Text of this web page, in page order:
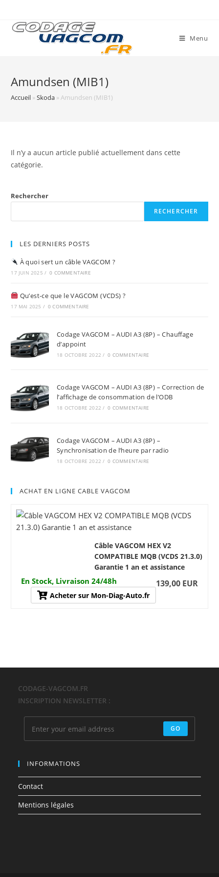
content
Menu
Amundsen (MIB1)
Accueil »Skoda »Amundsen (MIB1)
Il n’y a aucun article publié actuellement dans cette
catégorie.
Rechercher
RECHERCHER
LES DERNIERS POSTS
À quoi sert un câble VAGCOM ?
17 JUIN 2025 / 0 COMMENTAIRE
Qu’est-ce que le VAGCOM (VCDS) ?
17 MAI 2025 / 0 COMMENTAIRE
Codage VAGCOM – AUDI A3 (8P) – Chauffage
d’appoint
18 OCTOBRE 2022 / 0 COMMENTAIRE
Codage VAGCOM – AUDI A3 (8P) – Correction de
l’affichage de consommation de l’ODB
18 OCTOBRE 2022 / 0 COMMENTAIRE
Codage VAGCOM – AUDI A3 (8P) –
Synchronisation de l’heure par radio
18 OCTOBRE 2022 / 0 COMMENTAIRE
ACHAT EN LIGNE CABLE VAGCOM
Câble VAGCOM HEX V2
COMPATIBLE MQB (VCDS 21.3.0)
Garantie 1 an et assistance
En Stock, Livraison 24/48h 139,00 EUR
Acheter sur Mon-Diag-Auto.fr
CODAGE-VAGCOM.FR
INSCRIPTION NEWSLETTER :
GO
INFORMATIONS
Contact
Mentions légales